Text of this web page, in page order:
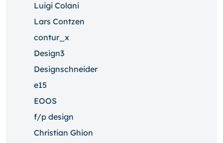
Luigi Colani
Lars Contzen
contur_x
Design3
Designschneider
e15
EOOS
f/p design
Christian Ghion